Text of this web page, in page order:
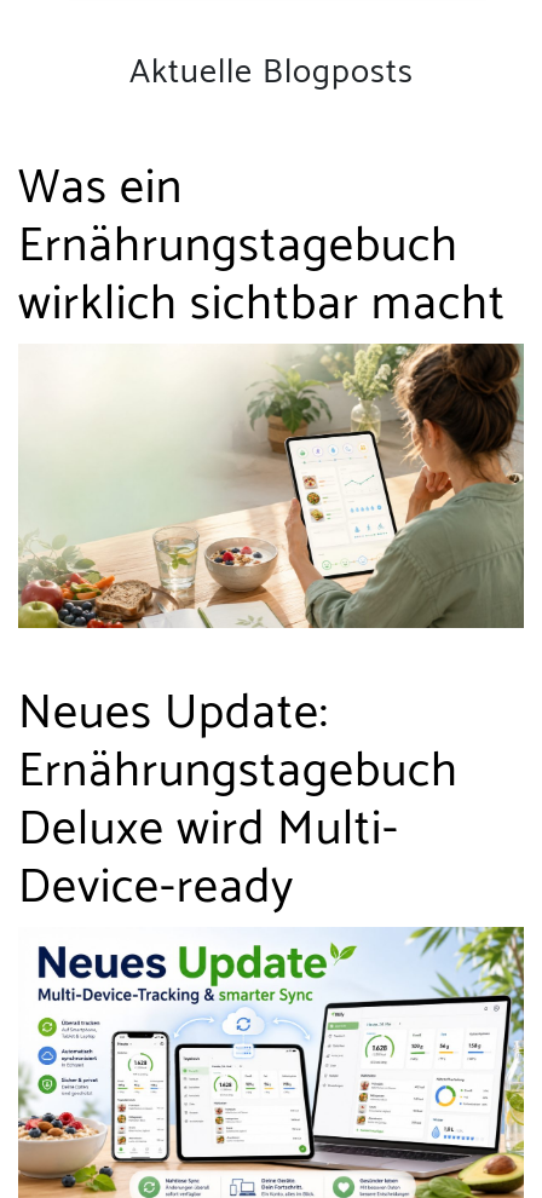
Aktuelle Blogposts
Was ein
Ernährungstagebuch
wirklich sichtbar macht
Neues Update:
Ernährungstagebuch
Deluxe wird Multi-
Device-ready